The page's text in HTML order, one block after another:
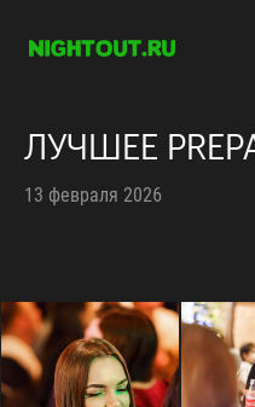
ЛУЧШЕЕ
13 февраля 2026